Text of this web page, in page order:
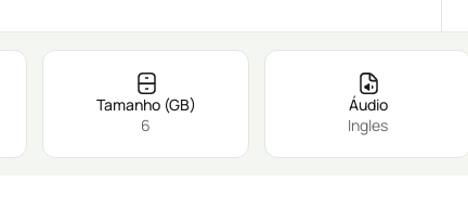
Tamanho (GB)
6
Áudio
Ingles